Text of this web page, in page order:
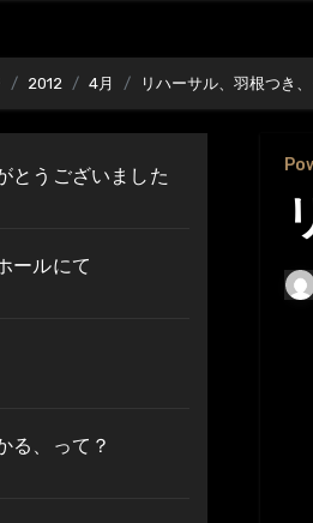
2012 4月 リハーサル、羽根つき
とうございました
ールにて
る、って？